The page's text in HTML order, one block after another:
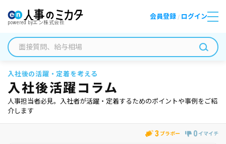
powered byエン株式会社
会員登録 / ログイン
入社後の活躍・定着を考える
入社後活躍コラム
人事担当者必見。入社者が活躍・定着するためのポイントや事例をご紹
介します
3 ブラボー 0 イマイチ